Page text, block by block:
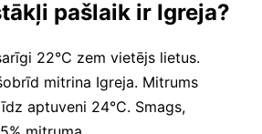
pašlaik ir Igreja?
22°C zem vietējs lietus.
mitrina Igreja. Mitrums
aptuveni 24°C. Smags,